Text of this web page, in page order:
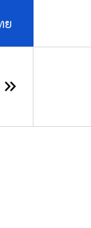
ย
keyboard_double_arrow_right